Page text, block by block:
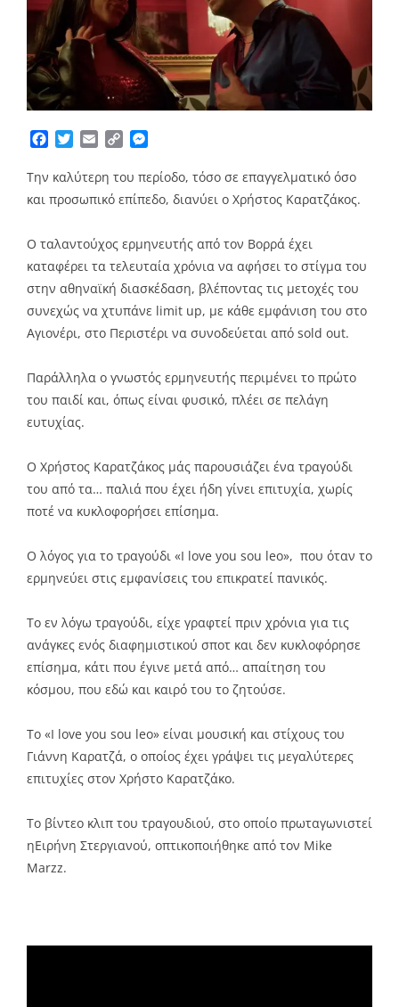
Facebook
TwitterEmailCopy
Την καλύτερη του περίοδο, τόσο σε επαγγελματικό όσο
και προσωπικό επίπεδο, διανύει ο Χρήστος Καρατζάκος.
Ο ταλαντούχος ερμηνευτής από τον Βορρά έχει
καταφέρει τα τελευταία χρόνια να αφήσει το στίγμα του
στην αθηναϊκή διασκέδαση, βλέποντας τις μετοχές του
συνεχώς να χτυπάνε limit up, με κάθε εμφάνιση του στο
Αγιονέρι, στο Περιστέρι να συνοδεύεται από sold out.
Παράλληλα ο γνωστός ερμηνευτής περιμένει το πρώτο
του παιδί και, όπως είναι φυσικό, πλέει σε πελάγη
ευτυχίας.
Ο Χρήστος Καρατζάκος μάς παρουσιάζει ένα τραγούδι
του από τα… παλιά που έχει ήδη γίνει επιτυχία, χωρίς
ποτέ να κυκλοφορήσει επίσημα.
Ο λόγος για το τραγούδι «I love you sou leo», που όταν το
ερμηνεύει στις εμφανίσεις του επικρατεί πανικός.
Το εν λόγω τραγούδι, είχε γραφτεί πριν χρόνια για τις
ανάγκες ενός διαφημιστικού σποτ και δεν κυκλοφόρησε
επίσημα, κάτι που έγινε μετά από… απαίτηση του
κόσμου, που εδώ και καιρό του το ζητούσε.
Το «I love you sou leo» είναι μουσική και στίχους του
Γιάννη Καρατζά, ο οποίος έχει γράψει τις μεγαλύτερες
επιτυχίες στον Χρήστο Καρατζάκο.
Το βίντεο κλιπ του τραγουδιού, στο οποίο πρωταγωνιστεί
ηΕιρήνη Στεργιανού, οπτικοποιήθηκε από τον Mike
Marzz.